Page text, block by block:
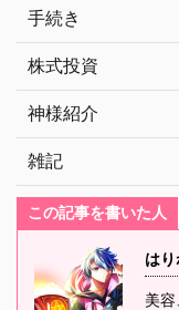
手続き
株式投資
神様紹介
雑記
この記事を書いた人
はり
美